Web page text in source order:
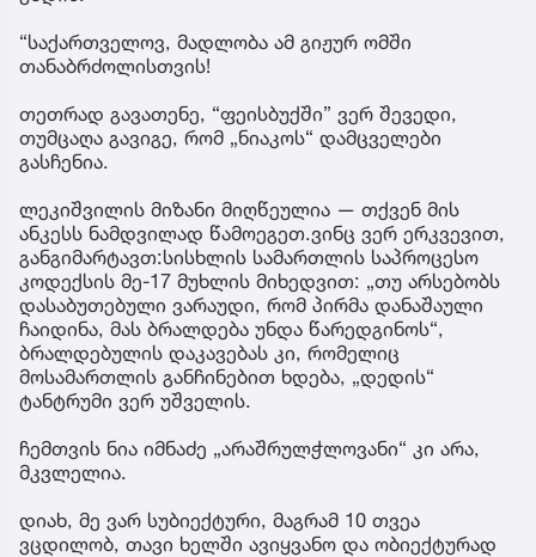
“საქართველოვ, მადლობა ამ გიჟურ ომში
თანაბრძოლისთვის!
თეთრად გავათენე, “ფეისბუქში” ვერ შევედი,
თუმცაღა გავიგე, რომ „ნიაკოს“ დამცველები
გასჩენია.
ლეკიშვილის მიზანი მიღწეულია — თქვენ მის
ანკესს ნამდვილად წამოეგეთ.ვინც ვერ ერკვევით,
განგიმარტავთ:სისხლის სამართლის საპროცესო
კოდექსის მე-17 მუხლის მიხედვით: „თუ არსებობს
დასაბუთებული ვარაუდი, რომ პირმა დანაშაული
ჩაიდინა, მას ბრალდება უნდა წარედგინოს“,
ბრალდებულის დაკავებას კი, რომელიც
მოსამართლის განჩინებით ხდება, „დედის“
ტანტრუმი ვერ უშველის.
ჩემთვის ნია იმნაძე „არაშრულჭლოვანი“ კი არა,
მკვლელია.
დიახ, მე ვარ სუბიექტური, მაგრამ 10 თვეა
ვცდილობ, თავი ხელში ავიყვანო და ობიექტურად